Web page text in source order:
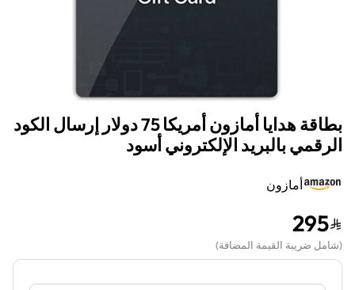
بطاقة هدايا أمازون أمريكا 75 دولار إرسال الكود
الرقمي بالبريد الإلكتروني أسود
أمازون
295
(شامل ضريبة القيمة المضافة)